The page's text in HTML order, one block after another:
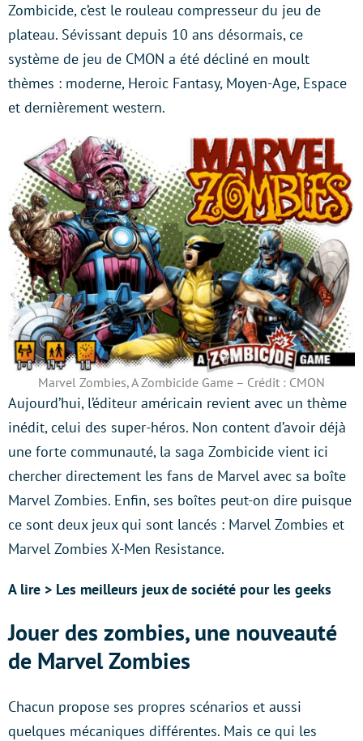
Zombicide, c’est le rouleau compresseur du jeu de
plateau. Sévissant depuis 10 ans désormais, ce
système de jeu de CMON a été décliné en moult
thèmes : moderne, Heroic Fantasy, Moyen-Age, Espace
et dernièrement western.
Marvel Zombies, A Zombicide Game – Crédit : CMON
Aujourd’hui, l’éditeur américain revient avec un thème
inédit, celui des super-héros. Non content d’avoir déjà
une forte communauté, la saga Zombicide vient ici
chercher directement les fans de Marvel avec sa boîte
Marvel Zombies. Enfin, ses boîtes peut-on dire puisque
ce sont deux jeux qui sont lancés : Marvel Zombies et
Marvel Zombies X-Men Resistance.
A lire > Les meilleurs jeux de société pour les geeks
Jouer des zombies, une nouveauté
de Marvel Zombies
Chacun propose ses propres scénarios et aussi
quelques mécaniques différentes. Mais ce qui les